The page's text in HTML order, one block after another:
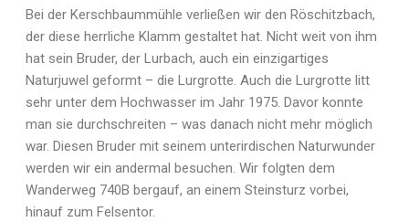
Bei der Kerschbaummühle verließen wir den Röschitzbach,
der diese herrliche Klamm gestaltet hat. Nicht weit von ihm
hat sein Bruder, der Lurbach, auch ein einzigartiges
Naturjuwel geformt – die Lurgrotte. Auch die Lurgrotte litt
sehr unter dem Hochwasser im Jahr 1975. Davor konnte
man sie durchschreiten – was danach nicht mehr möglich
war. Diesen Bruder mit seinem unterirdischen Naturwunder
werden wir ein andermal besuchen. Wir folgten dem
Wanderweg 740B bergauf, an einem Steinsturz vorbei,
hinauf zum Felsentor.